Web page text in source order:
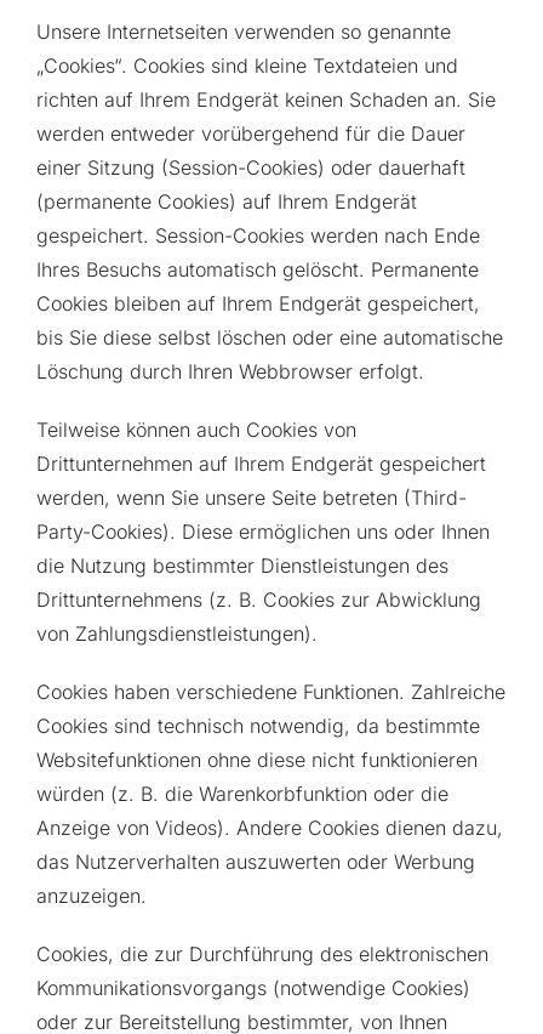
Unsere Internetseiten verwenden so genannte
„Cookies“. Cookies sind kleine Textdateien und
richten auf Ihrem Endgerät keinen Schaden an. Sie
werden entweder vorübergehend für die Dauer
einer Sitzung (Session-Cookies) oder dauerhaft
(permanente Cookies) auf Ihrem Endgerät
gespeichert. Session-Cookies werden nach Ende
Ihres Besuchs automatisch gelöscht. Permanente
Cookies bleiben auf Ihrem Endgerät gespeichert,
bis Sie diese selbst löschen oder eine automatische
Löschung durch Ihren Webbrowser erfolgt.
Teilweise können auch Cookies von
Drittunternehmen auf Ihrem Endgerät gespeichert
werden, wenn Sie unsere Seite betreten (Third-
Party-Cookies). Diese ermöglichen uns oder Ihnen
die Nutzung bestimmter Dienstleistungen des
Drittunternehmens (z. B. Cookies zur Abwicklung
von Zahlungsdienstleistungen).
Cookies haben verschiedene Funktionen. Zahlreiche
Cookies sind technisch notwendig, da bestimmte
Websitefunktionen ohne diese nicht funktionieren
würden (z. B. die Warenkorbfunktion oder die
Anzeige von Videos). Andere Cookies dienen dazu,
das Nutzerverhalten auszuwerten oder Werbung
anzuzeigen.
Cookies, die zur Durchführung des elektronischen
Kommunikationsvorgangs (notwendige Cookies)
oder zur Bereitstellung bestimmter, von Ihnen